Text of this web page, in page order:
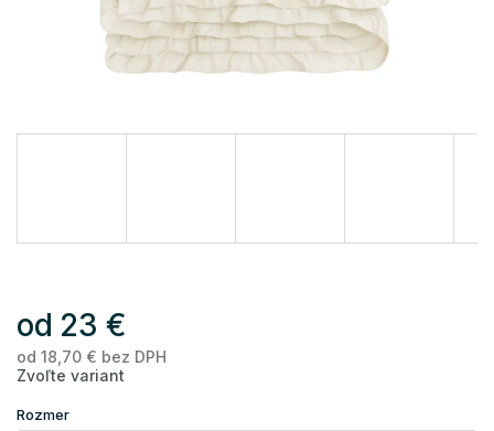
od 23 €
od 18,70 € bez DPH
Zvoľte variant
Rozmer